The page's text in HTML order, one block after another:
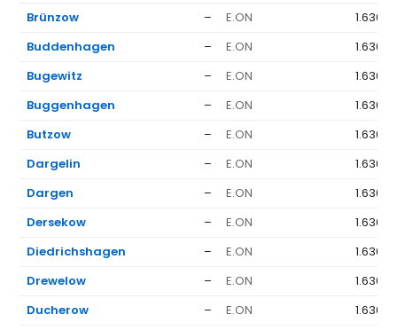
Brünzow
– E.ON
1.636 €
Buddenhagen
– E.ON
1.636 €
Bugewitz
– E.ON
1.636 €
Buggenhagen
– E.ON
1.636 €
Butzow
– E.ON
1.636 €
Dargelin
– E.ON
1.636 €
Dargen
– E.ON
1.636 €
Dersekow
– E.ON
1.636 €
Diedrichshagen
– E.ON
1.636 €
Drewelow
– E.ON
1.636 €
Ducherow
– E.ON
1.636 €